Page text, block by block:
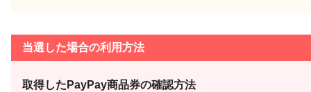
当選した場合の利用方法
取得したPayPay商品券の確認方法